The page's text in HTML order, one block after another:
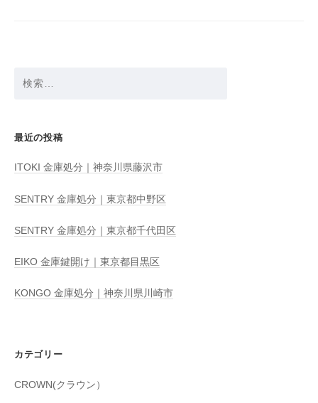
最近の投稿
ITOKI 金庫処分｜神奈川県藤沢市
SENTRY 金庫処分｜東京都中野区
SENTRY 金庫処分｜東京都千代田区
EIKO 金庫鍵開け｜東京都目黒区
KONGO 金庫処分｜神奈川県川崎市
カテゴリー
CROWN(クラウン）